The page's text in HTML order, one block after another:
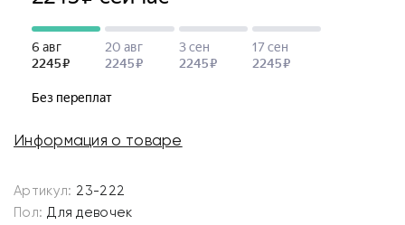
Информация о товаре
Артикул: 23-222
Пол: Для девочек